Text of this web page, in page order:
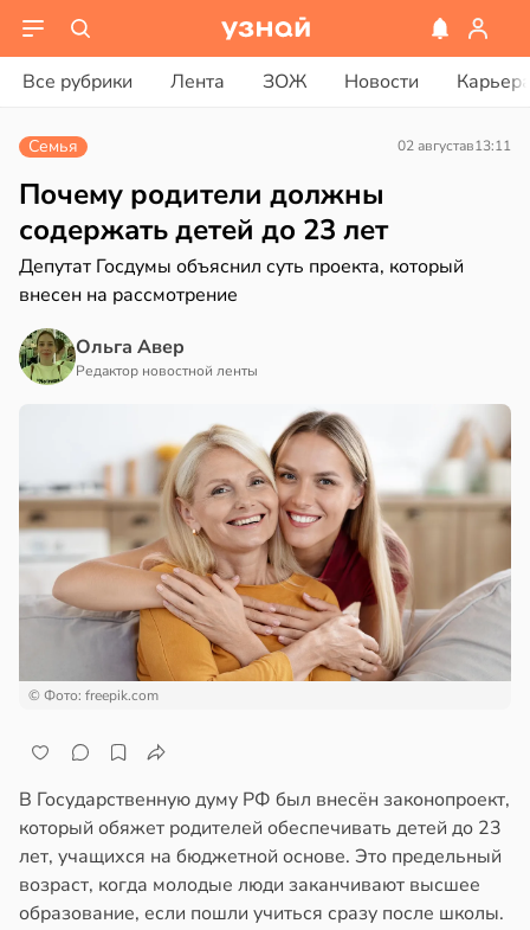
Все рубрики Лента ЗОЖ Новости
в19:49
Семья 02 августав13:11
Почему родители должны
содержать детей до 23 лет
Депутат Госдумы объяснил суть проекта, который
внесен на рассмотрение
Ольга Авер
Редактор новостной ленты
© Фото: freepik.com
В Государственную думу РФ был внесён законопроект,
который обяжет родителей обеспечивать детей до 23
лет, учащихся на бюджетной основе. Это предельный
возраст, когда молодые люди заканчивают высшее
образование, если пошли учиться сразу после школы.
в17:21